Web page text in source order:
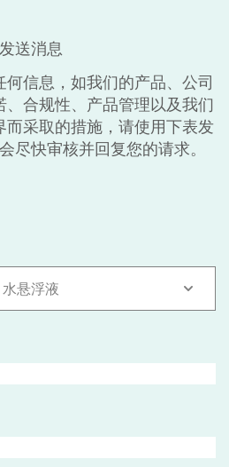
发送消息
信息，如我们的产品、公司
合规性、产品管理以及我们
而采取的措施，请使用下表发
尽快审核并回复您的请求。
悬浮液